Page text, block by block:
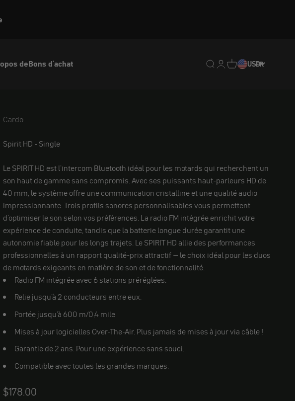
deBons d'achat Translation missing :
Translation missing :
Traduction
USDFR
Cardo
Cardo
Spirit HD - Single
Le SPIRIT HD est l'intercom Bluetooth idéal pour les motards qui recherchent un
son haut de gamme sans compromis. Avec ses puissants haut-parleurs HD de
40 mm, le système offre une communication cristalline et une qualité audio
impressionnante. Trois profils sonores personnalisables vous permettent
d'optimiser le son selon vos préférences. La radio FM intégrée enrichit votre
expérience de conduite, tandis que la batterie longue durée garantit une
autonomie fiable pour les longs trajets. Le SPIRIT HD allie des performances
professionnelles à un rapport qualité-prix attractif – le choix idéal pour les duos
de motards exigeants en matière de son et de fonctionnalité.
Radio FM intégrée avec 6 stations préréglées.
Relie jusqu'à 2 conducteurs entre eux.
Portée jusqu'à 600 m/0,4 mile
Mises à jour logicielles Over-The-Air. Plus jamais de mises à jour via câble !
Garantie de 2 ans. Pour une expérience sans souci.
Compatible avec toutes les grandes marques.
Angebot
$178.00